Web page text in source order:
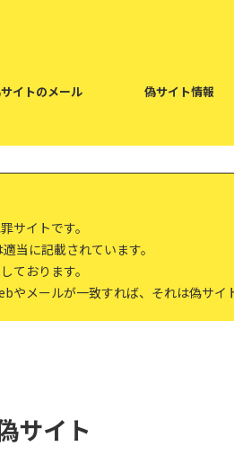
イトのメール 偽サイト情報
サイトです。
当に記載されています。
ております。
メールが一致すれば、それは偽サイ
サイト